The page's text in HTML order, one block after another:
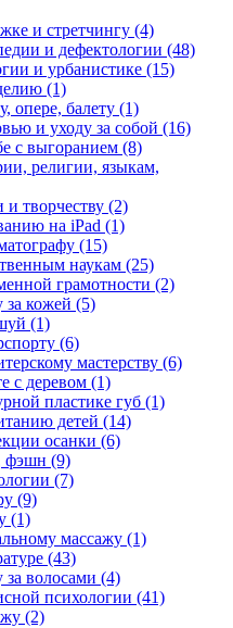
и стретчингу (4)
и дефектологии (48)
и урбанистике (15)
(1)
опере, балету (1)
и уходу за собой (16)
с выгоранием (8)
религии, языкам,
творчеству (2)
на iPad (1)
(15)
наукам (25)
грамотности (2)
за кожей (5)
(1)
(6)
мастерству (6)
с деревом (1)
пластике губ (1)
детей (14)
осанки (6)
фэшн (9)
(7)
(9)
(1)
массажу (1)
(43)
волосами (4)
психологии (41)
(2)